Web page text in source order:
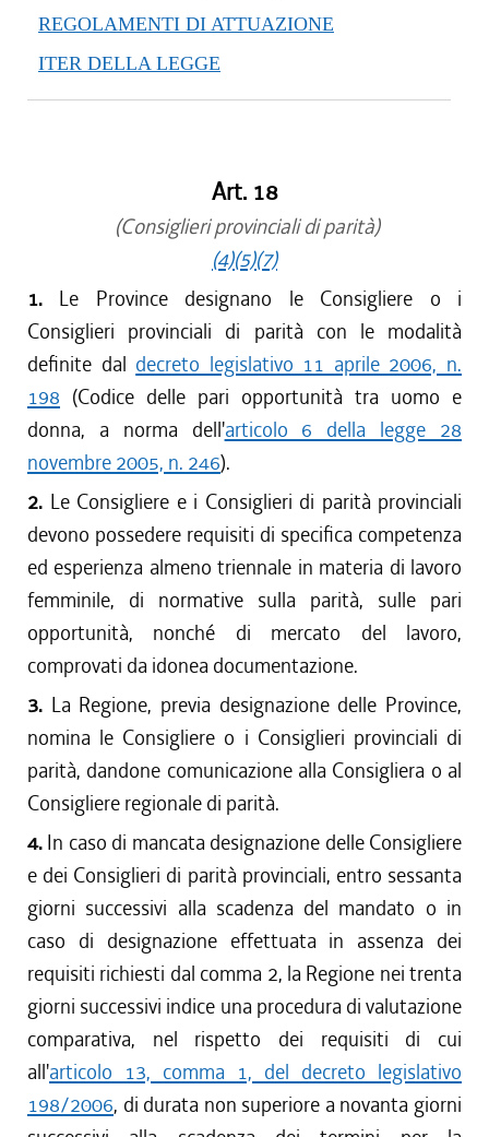
REGOLAMENTI DI ATTUAZIONE
ITER DELLA LEGGE
Art. 18
(Consiglieri provinciali di parità)
(4)(5)(7)
1. Le Province designano le Consigliere o i
Consiglieri provinciali di parità con le modalità
definite dal decreto legislativo 11 aprile 2006, n.
198 (Codice delle pari opportunità tra uomo e
donna, a norma dell'articolo 6 della legge 28
novembre 2005, n. 246).
2. Le Consigliere e i Consiglieri di parità provinciali
devono possedere requisiti di specifica competenza
ed esperienza almeno triennale in materia di lavoro
femminile, di normative sulla parità, sulle pari
opportunità, nonché di mercato del lavoro,
comprovati da idonea documentazione.
3. La Regione, previa designazione delle Province,
nomina le Consigliere o i Consiglieri provinciali di
parità, dandone comunicazione alla Consigliera o al
Consigliere regionale di parità.
4. In caso di mancata designazione delle Consigliere
e dei Consiglieri di parità provinciali, entro sessanta
giorni successivi alla scadenza del mandato o in
caso di designazione effettuata in assenza dei
requisiti richiesti dal comma 2, la Regione nei trenta
giorni successivi indice una procedura di valutazione
comparativa, nel rispetto dei requisiti di cui
all'articolo 13, comma 1, del decreto legislativo
198/2006, di durata non superiore a novanta giorni